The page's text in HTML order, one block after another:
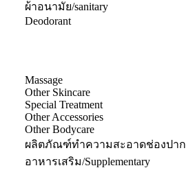
ผ้าอนามัย/sanitary
Deodorant
Massage
Other Skincare
Special Treatment
Other Accessories
Other Bodycare
ผลิตภัณฑ์ทำความสะอาดช่องปาก
อาหารเสริม/Supplementary